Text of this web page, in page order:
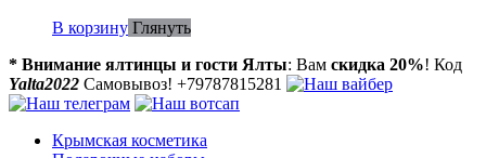
В корзину Глянуть
* Внимание ялтинцы и гости Ялты: Вам скидка 20%! Код
Yalta2022 Самовывоз! +79787815281
Крымская косметика